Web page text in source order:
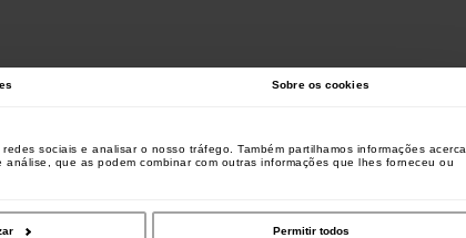
Sobre os cookies
sociais e analisar o nosso tráfego. Também partilhamos informações acerca
que as podem combinar com outras informações que lhes forneceu ou
Permitir todos